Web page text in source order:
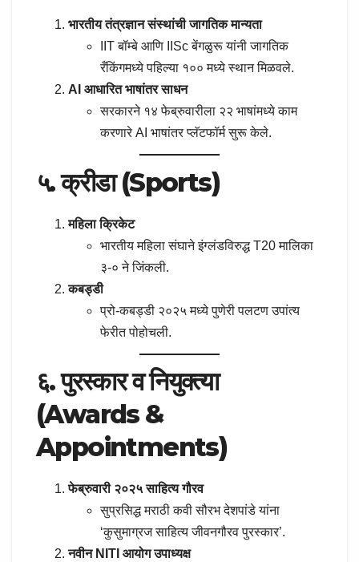
भारतीय तंत्रज्ञान संस्थांची जागतिक मान्यता
IIT बॉम्बे आणि IISc बेंगळुरू यांनी जागतिक
रँकिंगमध्ये पहिल्या १०० मध्ये स्थान मिळवले.
AI आधारित भाषांतर साधन
सरकारने १४ फेब्रुवारीला २२ भाषांमध्ये काम
करणारे AI भाषांतर प्लॅटफॉर्म सुरू केले.
५. क्रीडा (Sports)
महिला क्रिकेट
भारतीय महिला संघाने इंग्लंडविरुद्ध T20 मालिका
३-० ने जिंकली.
कबड्डी
प्रो-कबड्डी २०२५ मध्ये पुणेरी पलटण उपांत्य
फेरीत पोहोचली.
६. पुरस्कार व नियुक्त्या
(Awards &
Appointments)
फेब्रुवारी २०२५ साहित्य गौरव
सुप्रसिद्ध मराठी कवी सौरभ देशपांडे यांना
‘कुसुमाग्रज साहित्य जीवनगौरव पुरस्कार’.
नवीन NITI आयोग उपाध्यक्ष